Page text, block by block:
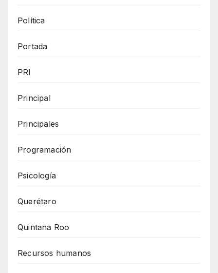
Política
Portada
PRI
Principal
Principales
Programación
Psicología
Querétaro
Quintana Roo
Recursos humanos